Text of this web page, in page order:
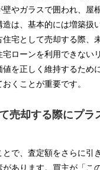
やガラスで囲われ、屋
は、基本的には増築扱
宅として売却する際、
ローンを利用できない
を正しく維持するため
くことが重要です。
売却する際にプラ
で、査定額をさらに引
あります。買主が「こ